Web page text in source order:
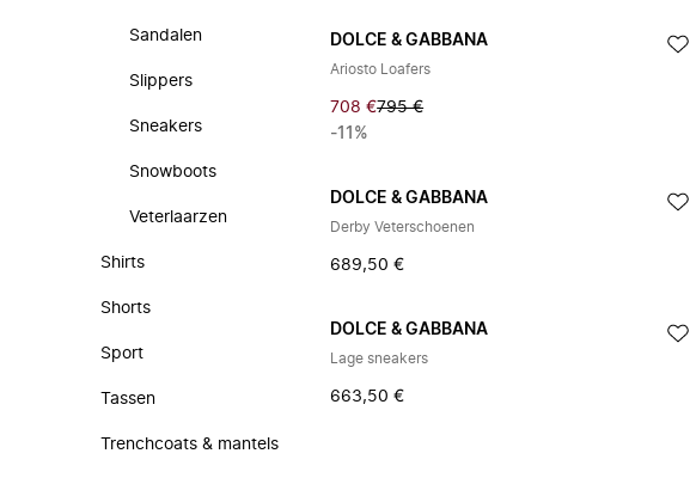
Sandalen
Slippers
Sneakers
Snowboots
Veterlaarzen
Shirts
Shorts
Sport
Tassen
Trenchcoats & mantels
DOLCE & GABBANA
Ariosto Loafers
708 €795 €
-11%
DOLCE & GABBANA
Derby Veterschoenen
689,50 €
DOLCE & GABBANA
Lage sneakers
663,50 €